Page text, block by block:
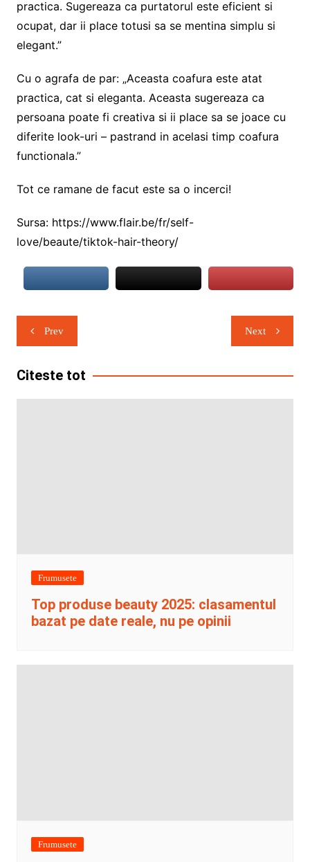
practica. Sugereaza ca purtatorul este eficient si
ocupat, dar ii place totusi sa se mentina simplu si
elegant.”
Cu o agrafa de par: „Aceasta coafura este atat
practica, cat si eleganta. Aceasta sugereaza ca
persoana poate fi creativa si ii place sa se joace cu
diferite look-uri – pastrand in acelasi timp coafura
functionala.”
Tot ce ramane de facut este sa o incerci!
Sursa: https://www.flair.be/fr/self-
love/beaute/tiktok-hair-theory/
Navigare
în
articole
Prev Next
Citeste tot
Frumusete
Top produse beauty 2025: clasamentul
bazat pe date reale, nu pe opinii
Frumusete